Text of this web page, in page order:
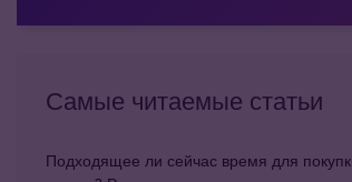
Самые читаемые статьи
Подходящее ли сейчас время для